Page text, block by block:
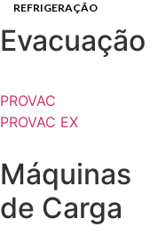
REFRIGERAÇÃO
Evacuação
PROVAC
PROVAC EX
Máquinas
de Carga